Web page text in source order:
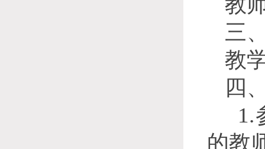
三
教
四
1.
的教